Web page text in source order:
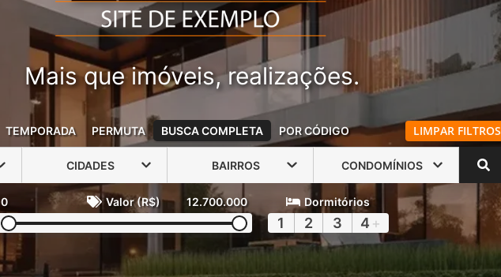
Mais que imóveis, realizações.
TEMPORADA PERMUTA BUSCA COMPLETA POR CÓDIGO LIMPAR FILTROS
CIDADES BAIRROS CONDOMÍNIOS
0 Valor (R$) 12.700.000 Dormitórios
1 2 3 4 +